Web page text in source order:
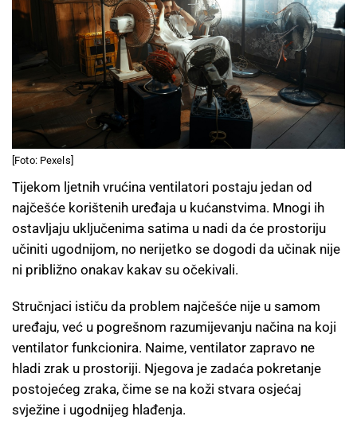
[Foto: Pexels]
Tijekom ljetnih vrućina ventilatori postaju jedan od
najčešće korištenih uređaja u kućanstvima. Mnogi ih
ostavljaju uključenima satima u nadi da će prostoriju
učiniti ugodnijom, no nerijetko se dogodi da učinak nije
ni približno onakav kakav su očekivali.
Stručnjaci ističu da problem najčešće nije u samom
uređaju, već u pogrešnom razumijevanju načina na koji
ventilator funkcionira. Naime, ventilator zapravo ne
hladi zrak u prostoriji. Njegova je zadaća pokretanje
postojećeg zraka, čime se na koži stvara osjećaj
svježine i ugodnijeg hlađenja.